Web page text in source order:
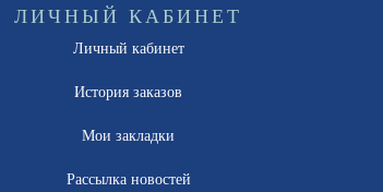
ЛИЧНЫЙ КАБИНЕТ
Личный кабинет
История заказов
Мои закладки
Рассылка новостей